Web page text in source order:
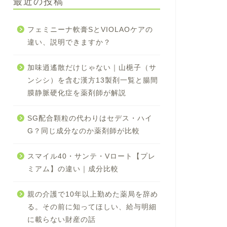
フェミニーナ軟膏SとVIOLAOケアの
違い、説明できますか？
加味逍遙散だけじゃない｜山梔子（サ
ンシシ）を含む漢方13製剤一覧と腸間
膜静脈硬化症を薬剤師が解説
SG配合顆粒の代わりはセデス・ハイ
G？同じ成分なのか薬剤師が比較
スマイル40・サンテ・Vロート【プレ
ミアム】の違い｜成分比較
親の介護で10年以上勤めた薬局を辞め
る。その前に知ってほしい、給与明細
に載らない財産の話